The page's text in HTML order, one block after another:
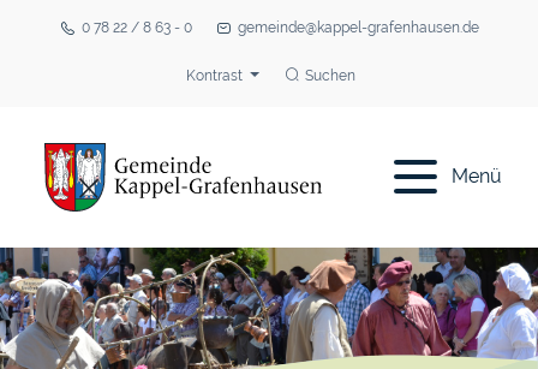
0 78 22 / 8 63 - 0 gemeinde@kappel-grafenhausen.de
Kontrast Suchen
Menü